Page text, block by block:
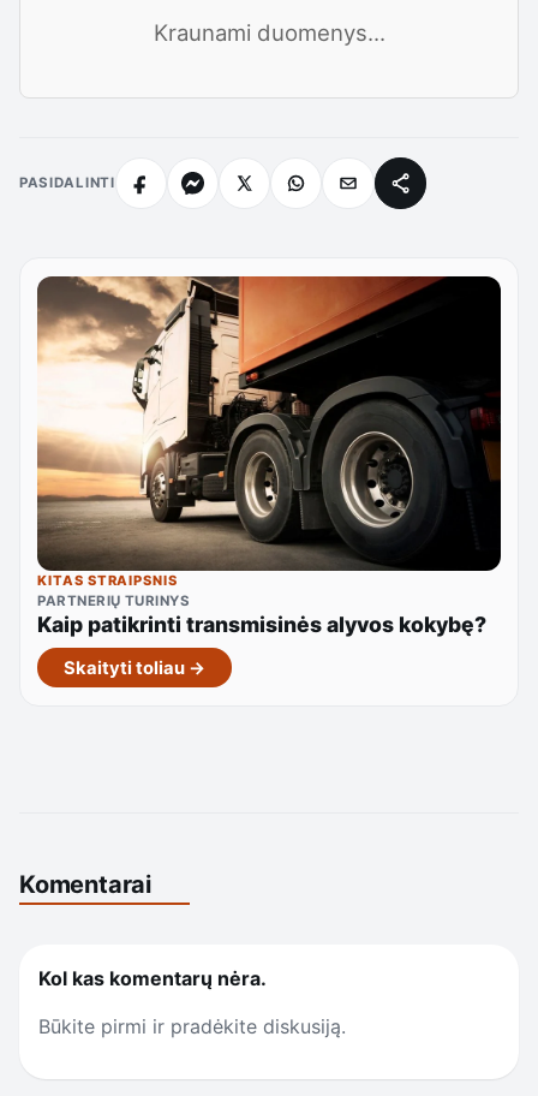
Kraunami duomenys...
PASIDALINTI
KITAS STRAIPSNIS
PARTNERIŲ TURINYS
Kaip patikrinti transmisinės alyvos kokybę?
Skaityti toliau →
Komentarai
Kol kas komentarų nėra.
Būkite pirmi ir pradėkite diskusiją.